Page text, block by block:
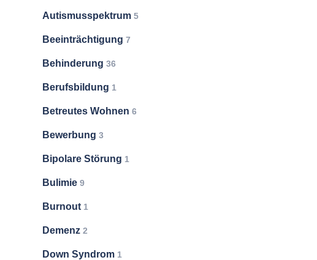
Autismusspektrum 5
Beeinträchtigung 7
Behinderung 36
Berufsbildung 1
Betreutes Wohnen 6
Bewerbung 3
Bipolare Störung 1
Bulimie 9
Burnout 1
Demenz 2
Down Syndrom 1